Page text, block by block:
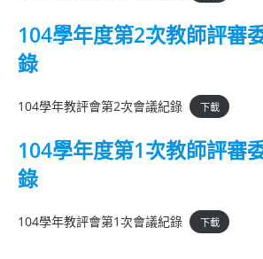
104學年度第2次教師評審
錄
104學年教評會第2次會議紀錄 下載
104學年度第1次教師評審
錄
104學年教評會第1次會議紀錄 下載